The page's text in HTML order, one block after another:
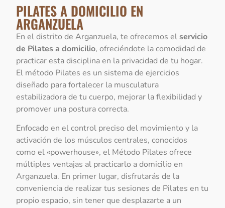
PILATES A DOMICILIO EN
ARGANZUELA
En el distrito de Arganzuela, te ofrecemos elservicio
de Pilates a domicilio, ofreciéndote la comodidad de
practicar esta disciplina en la privacidad de tu hogar.
El método Pilates es un sistema de ejercicios
diseñado para fortalecer la musculatura
estabilizadora de tu cuerpo, mejorar la flexibilidad y
promover una postura correcta.
Enfocado en el control preciso del movimiento y la
activación de los músculos centrales, conocidos
como el «powerhouse», el Método Pilates ofrece
múltiples ventajas al practicarlo a domicilio en
Arganzuela. En primer lugar, disfrutarás de la
conveniencia de realizar tus sesiones de Pilates en tu
propio espacio, sin tener que desplazarte a un